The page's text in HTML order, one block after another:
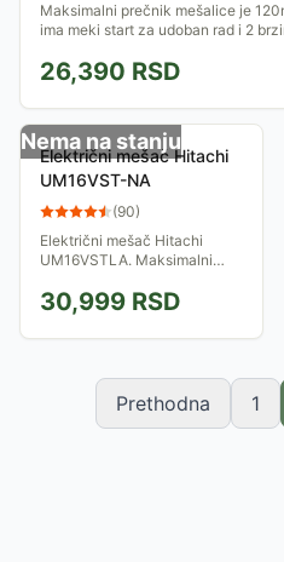
Maksimalni prečnik mešalice je
ima meki start za udoban rad i 2
26,390 RSD
Nema na stanju
Električni mešač Hitachi
UM16VST-NA
(90)
Električni mešač Hitachi
UM16VSTLA. Maksimalni
Snaga motora je 1500W, ima
meki start za komforan rad i 2
brzine rada.
30,999 RSD
Prethodna 1